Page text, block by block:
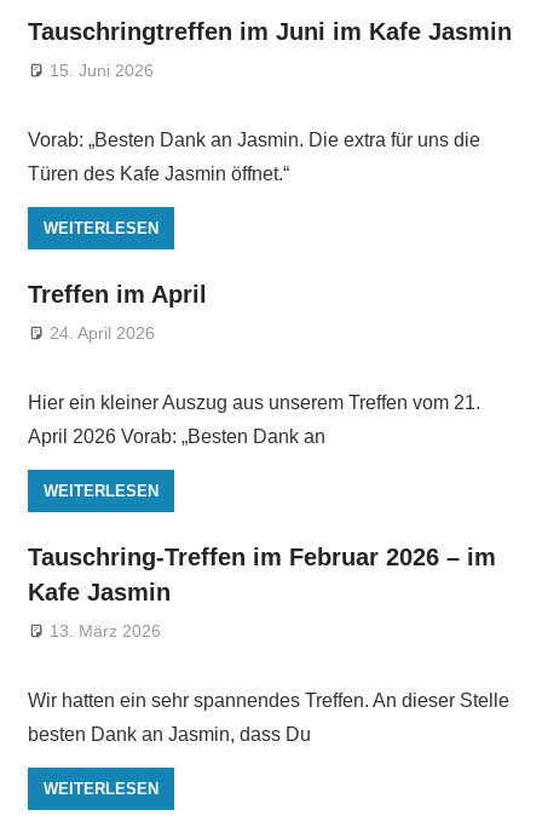
Tauschringtreffen im Juni im Kafe Jasmin
15. Juni 2026
Vorab: „Besten Dank an Jasmin. Die extra für uns die
Türen des Kafe Jasmin öffnet.“
WEITERLESEN
Treffen im April
24. April 2026
Hier ein kleiner Auszug aus unserem Treffen vom 21.
April 2026 Vorab: „Besten Dank an
WEITERLESEN
Tauschring-Treffen im Februar 2026 – im
Kafe Jasmin
13. März 2026
Wir hatten ein sehr spannendes Treffen. An dieser Stelle
besten Dank an Jasmin, dass Du
WEITERLESEN